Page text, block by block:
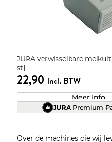
JURA verwisselbare
st]
22,90 Incl. BTW
Meer Info
JURA Premium
Over de machines die wij